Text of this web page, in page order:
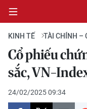
CHÍNH TRỊ
KINH TẾ
KINH TẾ TÀI CHÍNH –
Cổ phiếu
sắc, VN-
24/02/2025 09:34